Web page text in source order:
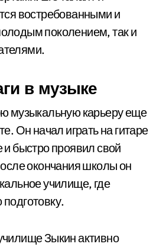
востребованными и
поколением, так и
в музыке
музыкальную карьеру еще
Он начал играть на гитаре
быстро проявил свой
окончания школы он
училище, где
Зыкин активно